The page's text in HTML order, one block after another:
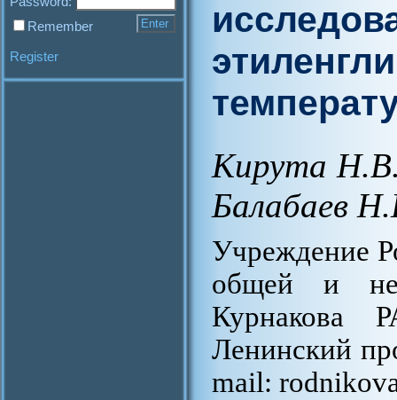
Remember
Register
Кирута
Балабаев
Учреждение
общей и
Курнакова
Ленинский
mail: